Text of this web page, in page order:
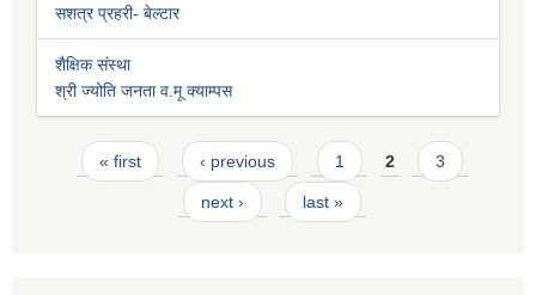
सशत्र प्रहरी- बेल्टार
शैक्षिक संस्था
श्री ज्योति जनता व.मू क्याम्पस
Pages
« first ‹ previous 1 2 3
next › last »